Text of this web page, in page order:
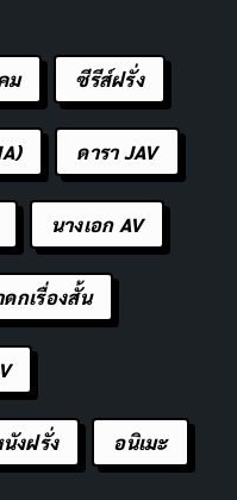
บิมารุ เธอเป็นหญิงสาว
น แม้ว่าจะเป็นนัก
นธ์ระหว่างซากิริกับกา
าะเธอเป็นคนที่ทำให้
รถมีชีวิตที่ดีกว่านี้ได้
ยริเอะ ทากาฮาชิ (Rie
ารถพิเศษในการ
เธอดูเหมือนจะสนใจ
ล้วเธอก็มีความรู้สึก
นธ์ระหว่างเธอกับซากิริ
งไม่กี่คนในเรื่อง และ
ม ซีรีส์ฝรั่ง
ดารา JAV
นางเอก AV
กเรื่องสั้น
งฝรั่ง อนิเมะ